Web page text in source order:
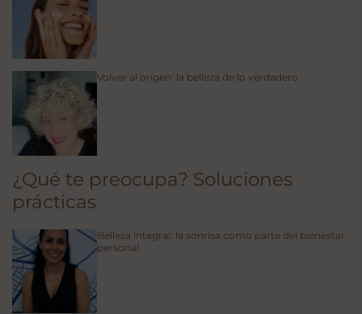
Volver al origen: la belleza de lo verdadero
¿Qué te preocupa? Soluciones
prácticas
Belleza integral: la sonrisa como parte del bienestar
personal